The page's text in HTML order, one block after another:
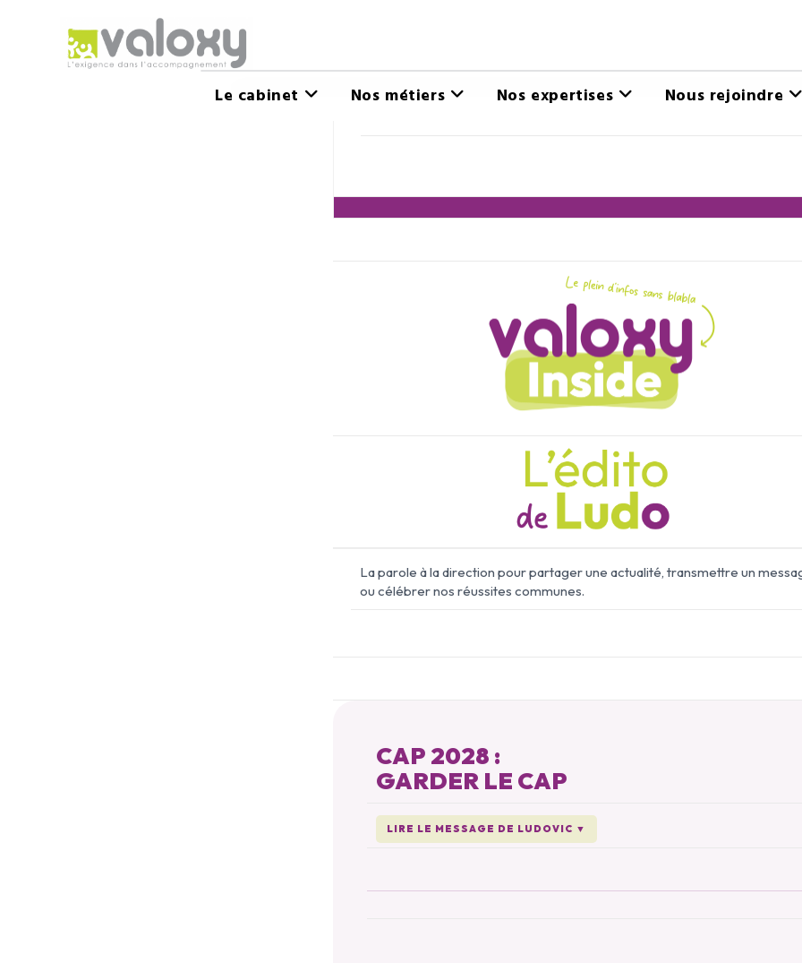
Le cabinet Nos métiers Nos expertises Nous rejoindre
La parole à la direction pour partager une actualité, transmettre un
ou célébrer nos réussites communes.
CAP 2028 :
GARDER LE CAP
LIRE LE MESSAGE DE LUDOVIC ▼